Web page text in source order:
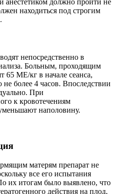
находиться под строгим
непосредственно в
Больным, проходящим
65 МЕ/кг в начале сеанса,
не более 4 часов. Впоследствии
При
к кровотечениям
наполовину.
матерям препарат не
все его испытания
их итогам было выявлено, что
действия на плод,